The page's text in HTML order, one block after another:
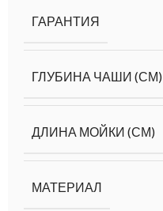
ГАРАНТИЯ
ГЛУБИНА ЧАШИ (СМ)
ДЛИНА МОЙКИ (СМ)
МАТЕРИАЛ